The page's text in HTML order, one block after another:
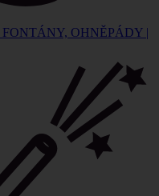
FONTÁNY, OHNĚPÁDY |